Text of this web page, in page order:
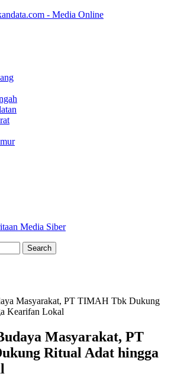
- Media Online
Media Siber
Masyarakat, PT TIMAH Tbk Dukung
Kearifan Lokal
Masyarakat, PT
Ritual Adat hingga